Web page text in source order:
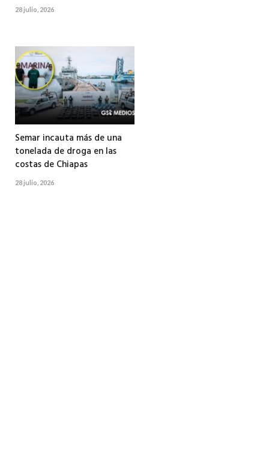
28 julio, 2026
Semar incauta más de una
tonelada de droga en las
costas de Chiapas
28 julio, 2026